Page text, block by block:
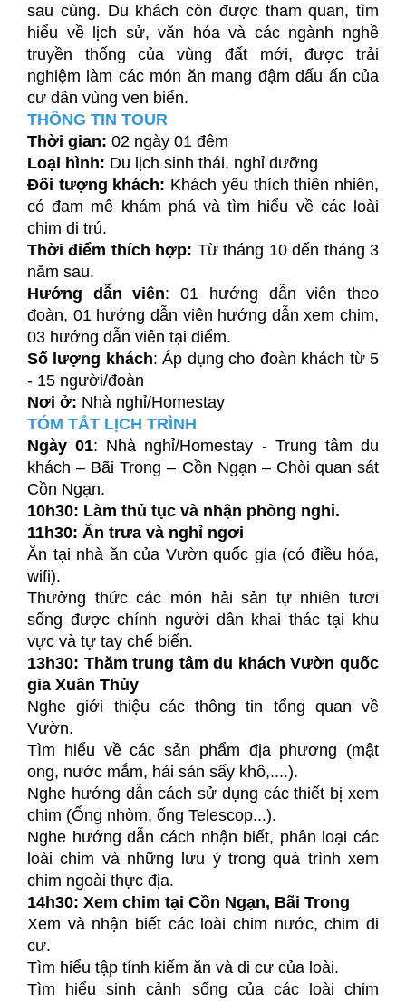
sau cùng. Du khách còn được tham quan, tìm
hiểu về lịch sử, văn hóa và các ngành nghề
truyền thống của vùng đất mới, được trải
nghiệm làm các món ăn mang đậm dấu ấn của
cư dân vùng ven biển.
THÔNG TIN TOUR
Thời gian: 02 ngày 01 đêm
Loại hình: Du lịch sinh thái, nghỉ dưỡng
Đối tượng khách: Khách yêu thích thiên nhiên,
có đam mê khám phá và tìm hiểu về các loài
chim di trú.
Thời điểm thích hợp: Từ tháng 10 đến tháng 3
năm sau.
Hướng dẫn viên: 01 hướng dẫn viên theo
đoàn, 01 hướng dẫn viên hướng dẫn xem chim,
03 hướng dẫn viên tại điểm.
Số lượng khách: Áp dụng cho đoàn khách từ 5
- 15 người/đoàn
Nơi ở: Nhà nghỉ/Homestay
TÓM TẮT LỊCH TRÌNH
Ngày 01: Nhà nghỉ/Homestay - Trung tâm du
khách – Bãi Trong – Cồn Ngạn – Chòi quan sát
Cồn Ngạn.
10h30: Làm thủ tục và nhận phòng nghỉ.
11h30: Ăn trưa và nghỉ ngơi
Ăn tại nhà ăn của Vườn quốc gia (có điều hóa,
wifi).
Thưởng thức các món hải sản tự nhiên tươi
sống được chính người dân khai thác tại khu
vực và tự tay chế biến.
13h30: Thăm trung tâm du khách Vườn quốc
gia Xuân Thủy
Nghe giới thiệu các thông tin tổng quan về
Vườn.
Tìm hiểu về các sản phẩm địa phương (mật
ong, nước mắm, hải sản sấy khô,....).
Nghe hướng dẫn cách sử dụng các thiết bị xem
chim (Ống nhòm, ống Telescop...).
Nghe hướng dẫn cách nhận biết, phân loại các
loài chim và những lưu ý trong quá trình xem
chim ngoài thực địa.
14h30: Xem chim tại Cồn Ngạn, Bãi Trong
Xem và nhận biết các loài chim nước, chim di
cư.
Tìm hiểu tập tính kiếm ăn và di cư của loài.
Tìm hiểu sinh cảnh sống của các loài chim